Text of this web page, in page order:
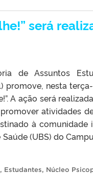
será
de Assuntos
promove, nesta
A ação será
atividades
à comunidade
(UBS) do
, Estudantes, Núcleo